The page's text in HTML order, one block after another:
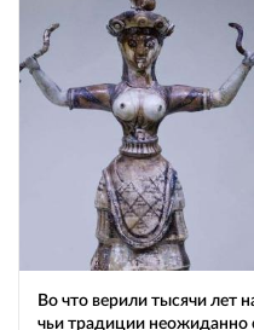
Во что верили тысячи лет
чьи традиции неожиданно